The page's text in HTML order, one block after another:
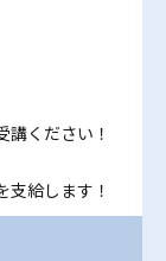
ください！
給します！